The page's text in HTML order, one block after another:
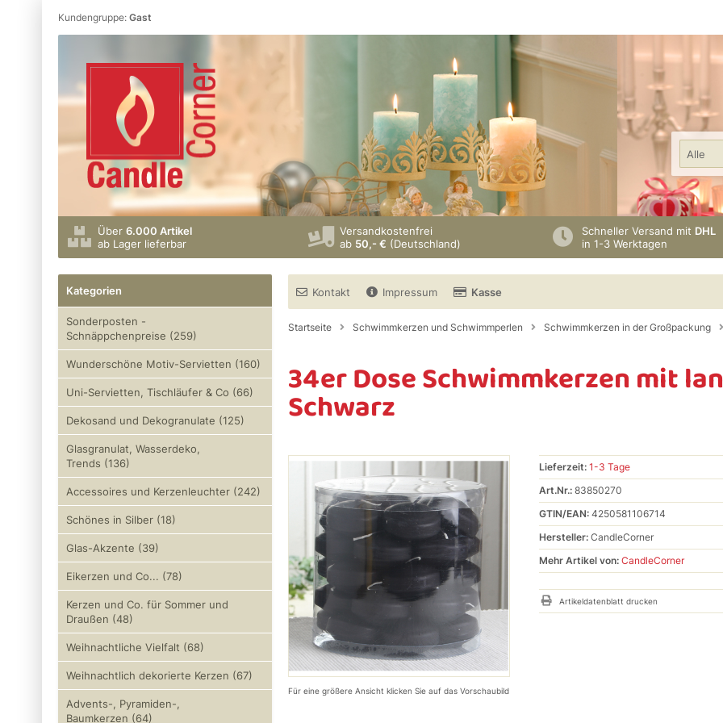
Kundengruppe: Gast
Alle
Über 6.000 Artikel
ab Lager lieferbar
Versandkostenfrei
ab 50,- € (Deutschland)
Schneller Versand mit DHL
in 1-3 Werktagen
Kontakt Impressum Kasse
Startseite Schwimmkerzen und Schwimmperlen Schwimmkerzen in der Großpackung
34er Dose Schwimmkerzen mit
Schwarz
Für eine größere Ansicht klicken Sie auf das Vorschaubild
Lieferzeit: 1-3 Tage
Art.Nr.: 83850270
GTIN/EAN: 4250581106714
Hersteller: CandleCorner
Mehr Artikel von: CandleCorner
Artikeldatenblatt drucken
Kategorien
Sonderposten -
Schnäppchenpreise (259)
Wunderschöne Motiv-Servietten (160)
Uni-Servietten, Tischläufer & Co (66)
Dekosand und Dekogranulate (125)
Glasgranulat, Wasserdeko,
Trends (136)
Accessoires und Kerzenleuchter (242)
Schönes in Silber (18)
Glas-Akzente (39)
Eikerzen und Co... (78)
Kerzen und Co. für Sommer und
Draußen (48)
Weihnachtliche Vielfalt (68)
Weihnachtlich dekorierte Kerzen (67)
Advents-, Pyramiden-,
Baumkerzen (64)